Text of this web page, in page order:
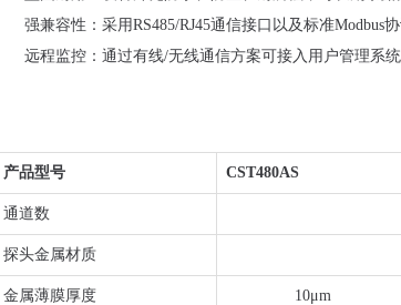
强兼容性：采用RS485/RJ45通信接口以及标准Modbus
远程监控：通过有线/无线通信方案可接入用户管理系
产品型号 CST480AS
通道数
探头金属材质
金属薄膜厚度 10μm